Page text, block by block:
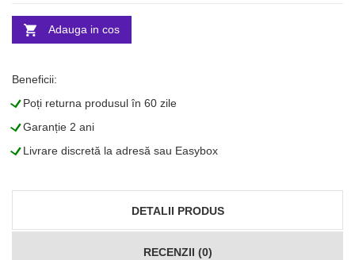
Adauga in cos
Beneficii:
LPoți returna produsul în 60 zile
LGaranție 2 ani
LLivrare discretă la adresă sau Easybox
DETALII PRODUS
RECENZII (0)